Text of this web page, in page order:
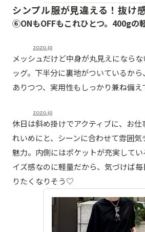
シンプル服が見違える！抜け
⑥ONもOFFもこれひとつ。400gの
zozo.jp
メッシュだけど中身が丸見えになら
ッグ。下半分に裏地がついているか
ありつつ、実用性もしっかり兼ね備え
zozo.jp
休日は斜め掛けでアクティブに、お仕
れいめにと、シーンに合わせて雰囲気
魅力。内側にはポケットが充実して
イズ感なのに軽量だから、気づけば
りたくなりそう♡